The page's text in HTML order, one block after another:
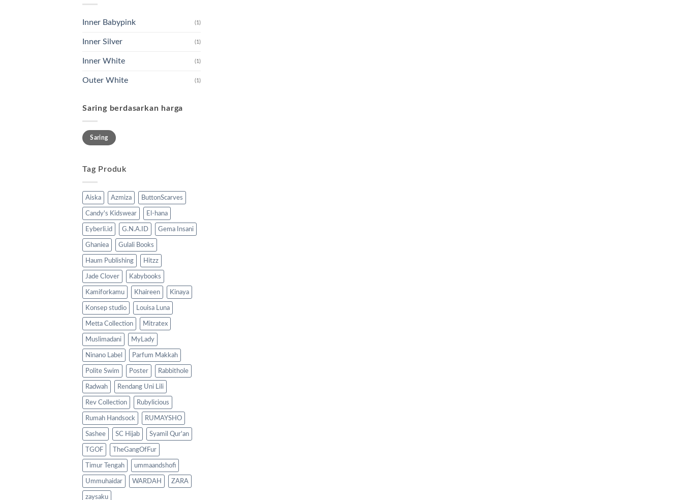
Inner Babypink (1)
Inner Silver (1)
Inner White (1)
Outer White (1)
Saring berdasarkan harga
Harga
terendah
Harga
tertinggi
Saring
Tag Produk
Aiska Azmiza ButtonScarves
Candy's Kidswear El-hana
Eyberli.id G.N.A.ID Gema Insani
Ghaniea Gulali Books
Haum Publishing Hitzz
Jade Clover Kabybooks
Kamiforkamu Khaireen Kinaya
Konsep studio Louisa Luna
Metta Collection Mitratex
Muslimadani MyLady
Ninano Label Parfum Makkah
Polite Swim Poster Rabbithole
Radwah Rendang Uni Lili
Rev Collection Rubylicious
Rumah Handsock RUMAYSHO
Sashee SC Hijab Syamil Qur'an
TGOF TheGangOfFur
Timur Tengah ummaandshofi
Ummuhaidar WARDAH ZARA
zaysaku